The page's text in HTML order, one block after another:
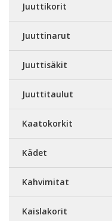
Juuttikorit
Juuttinarut
Juuttisäkit
Juuttitaulut
Kaatokorkit
Kädet
Kahvimitat
Kaislakorit